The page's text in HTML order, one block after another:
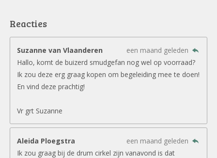
Reacties
Suzanne van Vlaanderen
een maand geleden
Hallo, komt de buizerd smudgefan nog wel op voorraad?
Ik zou deze erg graag kopen om begeleiding mee te doen!
En vind deze prachtig!
Vr grt Suzanne
Aleida Ploegstra
een maand geleden
Ik zou graag bij de drum cirkel zijn vanavond is dat